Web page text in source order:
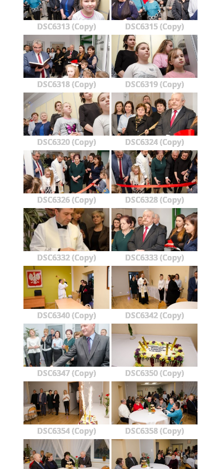
DSC6313 (Copy) DSC6315 (Copy)
DSC6318 (Copy) DSC6319 (Copy)
DSC6320 (Copy) DSC6324 (Copy)
DSC6326 (Copy) DSC6328 (Copy)
DSC6332 (Copy) DSC6333 (Copy)
DSC6340 (Copy) DSC6342 (Copy)
DSC6347 (Copy) DSC6350 (Copy)
DSC6354 (Copy) DSC6358 (Copy)